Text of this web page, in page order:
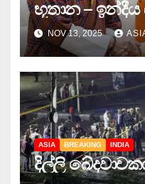
භූතාන – ඉන්දීය
NOV 13, 2025
ASIA BREAKING INDIA
දිල්ලි